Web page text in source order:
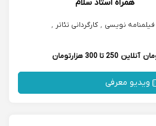
همراه استاد سلام
فیلمنامه نویسی , کارگردانی تئاتر ,
آنلاین 250 تا 300 هزارتومان
ویدیو معرفی